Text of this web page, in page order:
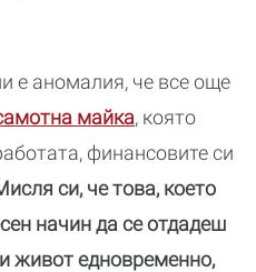
е аномалия, че все още
майка, която
финансовите си
си, че това, което
начин да се отдадеш
живот едновременно,